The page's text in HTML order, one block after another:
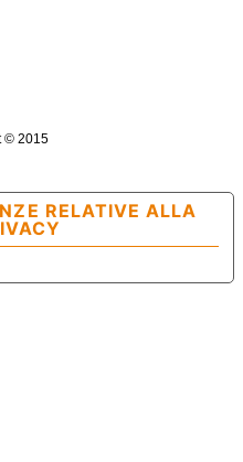
© 2015
RELATIVE ALLA